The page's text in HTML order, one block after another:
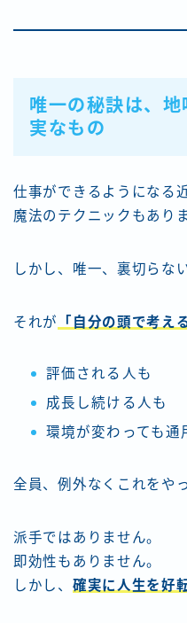
唯一の秘訣は、
実なもの
仕事ができるようになる
魔法のテクニックもあり
しかし、唯一、裏切らな
それが 「自分の頭で考え
評価される人も
成長し続ける人も
環境が変わっても通
全員、例外なくこれをや
派手ではありません。
即効性もありません。
しかし、 確実に人生を好